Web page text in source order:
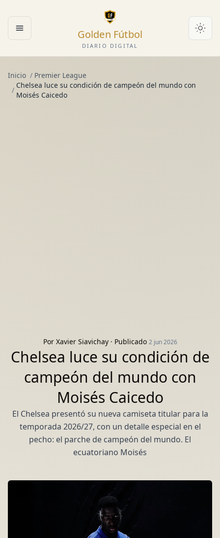
Abrir menú Golden Fútbol
DIARIO DIGITAL
Inicio / Premier League
/
Chelsea luce su condición de campeón del mundo con
Moisés Caicedo
Por Xavier Siavichay· Publicado 2 jun 2026
Chelsea luce su condición de
campeón del mundo con
Moisés Caicedo
El Chelsea presentó su nueva camiseta titular para la
temporada 2026/27, con un detalle especial en el
pecho: el parche de campeón del mundo. El
ecuatoriano Moisés